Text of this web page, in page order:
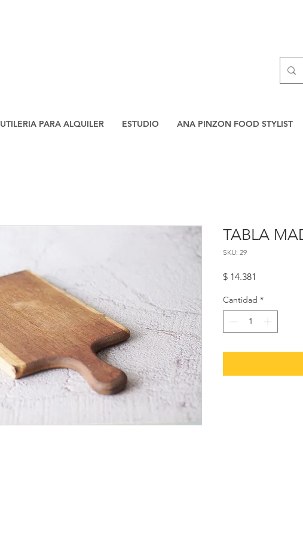
UTILERIA PARA ALQUILER ESTUDIO ANA PINZON FOOD STYLIST
TABLA
SKU: 29
$ 14.381
Cantidad *